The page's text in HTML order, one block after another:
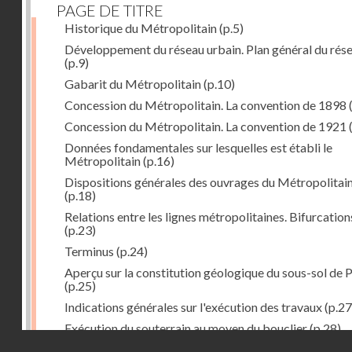
PAGE DE TITRE
Historique du Métropolitain(p.5)
Développement du réseau urbain. Plan général du
(p.9)
Gabarit du Métropolitain(p.10)
Concession du Métropolitain. La convention de 1898
Concession du Métropolitain. La convention de 1921
Données fondamentales sur lesquelles est établi le
Métropolitain(p.16)
Dispositions générales des ouvrages du
(p.18)
Relations entre les lignes métropolitaines.
(p.23)
Terminus (p.24)
Aperçu sur la constitution géologique du sous-sol de
(p.25)
Indications générales sur l'exécution des travaux
Exécution du souterrain au moyen du bouclier(p.28)